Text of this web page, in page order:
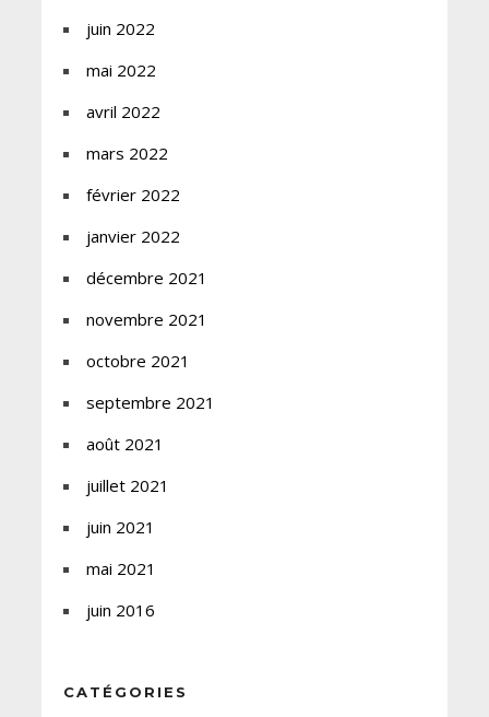
juin 2022
mai 2022
avril 2022
mars 2022
février 2022
janvier 2022
décembre 2021
novembre 2021
octobre 2021
septembre 2021
août 2021
juillet 2021
juin 2021
mai 2021
juin 2016
CATÉGORIES